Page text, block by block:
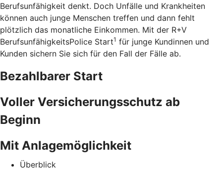
Berufsunfähigkeit denkt. Doch Unfälle und Krankheiten
können auch junge Menschen treffen und dann fehlt
plötzlich das monatliche Einkommen. Mit der R+V
BerufsunfähigkeitsPolice Start1 für junge Kundinnen und
Kunden sichern Sie sich für den Fall der Fälle ab.
Bezahlbarer Start
Voller Versicherungsschutz ab
Beginn
Mit Anlagemöglichkeit
Überblick